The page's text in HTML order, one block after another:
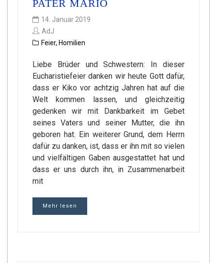
PATER MARIO
14. Januar 2019
AdJ
Feier, Homilien
Liebe Brüder und Schwestern: In dieser
Eucharistiefeier danken wir heute Gott dafür,
dass er Kiko vor achtzig Jahren hat auf die
Welt kommen lassen, und gleichzeitig
gedenken wir mit Dankbarkeit im Gebet
seines Vaters und seiner Mutter, die ihn
geboren hat. Ein weiterer Grund, dem Herrn
dafür zu danken, ist, dass er ihn mit so vielen
und vielfältigen Gaben ausgestattet hat und
dass er uns durch ihn, in Zusammenarbeit
mit
Mehr lesen